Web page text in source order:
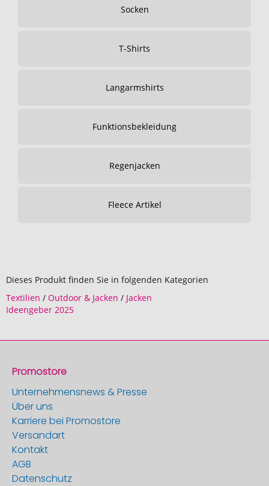
Socken
T-Shirts
Langarmshirts
Funktionsbekleidung
Regenjacken
Fleece Artikel
Dieses Produkt finden Sie in folgenden Kategorien
Textilien / Outdoor & Jacken / Jacken
Ideengeber 2025
Promostore
Unternehmensnews & Presse
Über uns
Karriere bei Promostore
Versandart
Kontakt
AGB
Datenschutz